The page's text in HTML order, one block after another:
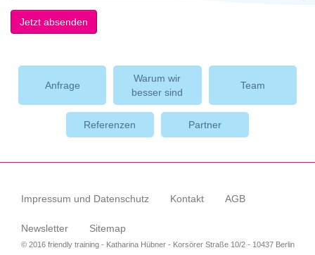
Anfrage
Warum wir
besser sind
Team
Referenzen Partner
Impressum und Datenschutz Kontakt AGB
Newsletter Sitemap
© 2016 friendly training - Katharina Hübner - Korsörer Straße 10/2 - 10437 Berlin